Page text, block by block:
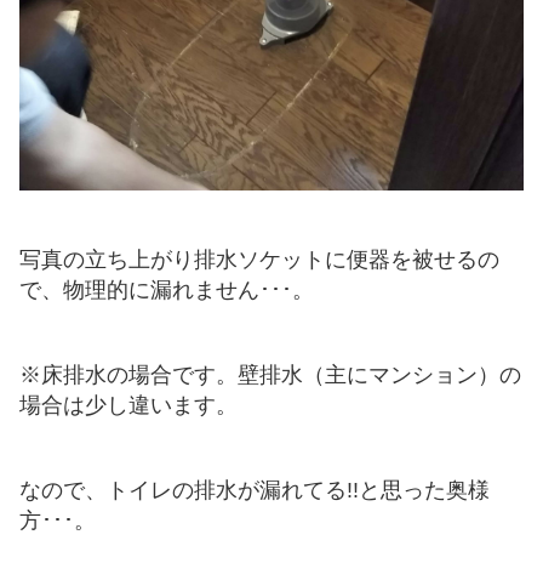
写真の立ち上がり排水ソケットに便器を被せるの
で、物理的に漏れません･･･。
※床排水の場合です。壁排水（主にマンション）の
場合は少し違います。
なので、トイレの排水が漏れてる!!と思った奥様
方･･･。